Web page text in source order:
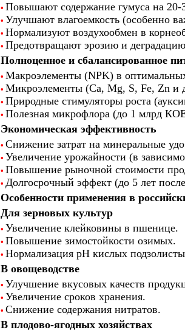
• Повышают содержание гумуса на 20-
• Улучшают влагоемкость (особенно
• Нормализуют воздухообмен в
• Предотвращают эрозию и
Полноценное и сбалансированное
• Макроэлементы (NPK) в
• Микроэлементы (Ca, Mg, S, Fe, Zn и
• Природные стимуляторы роста
• Полезная микрофлора (до 1 млрд
Экономическая эффективность
• Снижение затрат на минеральные
• Увеличение урожайности (в
• Повышение рыночной стоимости
• Долгосрочный эффект (до 5 лет
Особенности применения в
Для зерновых культур
• Увеличение клейковины в пшенице.
• Повышение зимостойкости озимых.
• Нормализация pH кислых
В овощеводстве
• Улучшение вкусовых качеств
• Увеличение сроков хранения.
• Снижение содержания нитратов.
В плодово-ягодных хозяйствах